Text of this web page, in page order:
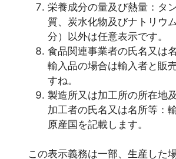
栄養成分の量及び熱量：タ
質、炭水化物及びナトリウ
分）以外は任意表示です。
食品関連事業者の氏名又は
輸入品の場合は輸入者と販
すね。
製造所又は加工所の所在地
加工者の氏名又は名所等：
原産国を記載します。
この表示義務は一部、生産した